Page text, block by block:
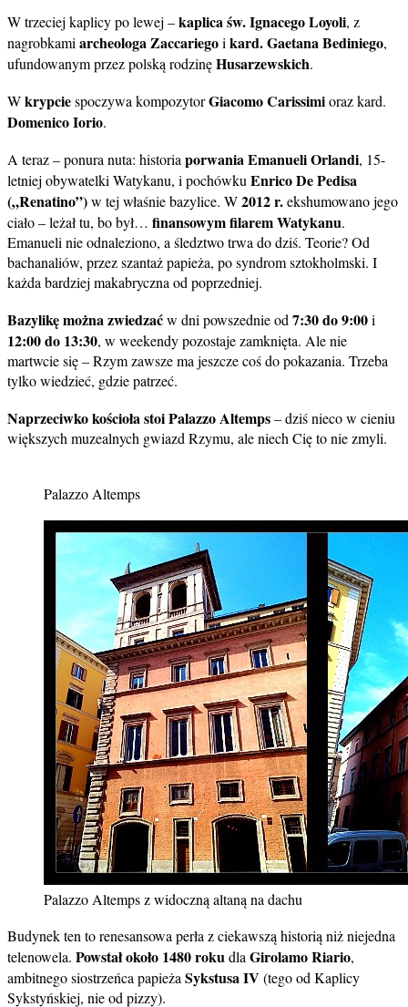
W trzeciej kaplicy po lewej –kaplica św. Ignacego Loyoli, z
nagrobkamiarcheologa Zaccariegoikard. Gaetana Bediniego,
ufundowanym przez polską rodzinęHusarzewskich.
Wkrypciespoczywa kompozytorGiacomo Carissimioraz kard.
Domenico Iorio.
A teraz – ponura nuta: historiaporwania Emanueli Orlandi, 15-
letniej obywatelki Watykanu, i pochówkuEnrico De Pedisa
(„Renatino”)w tej właśnie bazylice. W2012 r.ekshumowano jego
ciało – leżał tu, bo był… finansowym filarem Watykanu.
Emanueli nie odnaleziono, a śledztwo trwa do dziś. Teorie? Od
bachanaliów, przez szantaż papieża, po syndrom sztokholmski. I
każda bardziej makabryczna od poprzedniej.
Bazylikę można zwiedzaćw dni powszednie od7:30 do 9:00i
12:00 do 13:30, w weekendy pozostaje zamknięta. Ale nie
martwcie się – Rzym zawsze ma jeszcze coś do pokazania. Trzeba
tylko wiedzieć, gdzie patrzeć.
Naprzeciwko kościoła stoi Palazzo Altemps– dziś nieco w cieniu
większych muzealnych gwiazd Rzymu, ale niech Cię to nie zmyli.
Palazzo Altemps
Palazzo Altemps z widoczną altaną na dachu
Budynek ten to renesansowa perła z ciekawszą historią niż niejedna
telenowela. Powstał około 1480 rokudlaGirolamo Riario,
ambitnego siostrzeńca papieżaSykstusa IV(tego od Kaplicy
Sykstyńskiej, nie od pizzy).